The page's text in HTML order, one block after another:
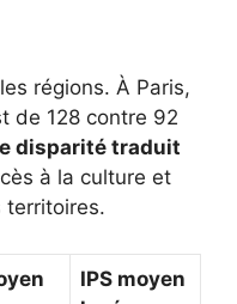
régions. À Paris,
de 128 contre 92
disparité traduit
à la culture et
territoires.
IPS moyen